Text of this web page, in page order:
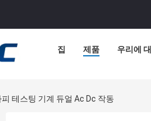
집 제품 우리에
테스팅 기계 듀얼 Ac Dc 작동